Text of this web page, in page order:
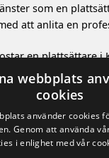
som en
att anlita en
en plattsättare i
att välja plattsättare i
plattsättare i
webbplats
cookies
använder cookies
Genom att använda
i enlighet med vår